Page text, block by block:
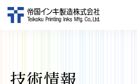
技術情報